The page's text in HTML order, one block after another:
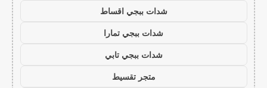
شدات ببجي اقساط
شدات ببجي تمارا
شدات ببجي تابي
متجر تقسيط